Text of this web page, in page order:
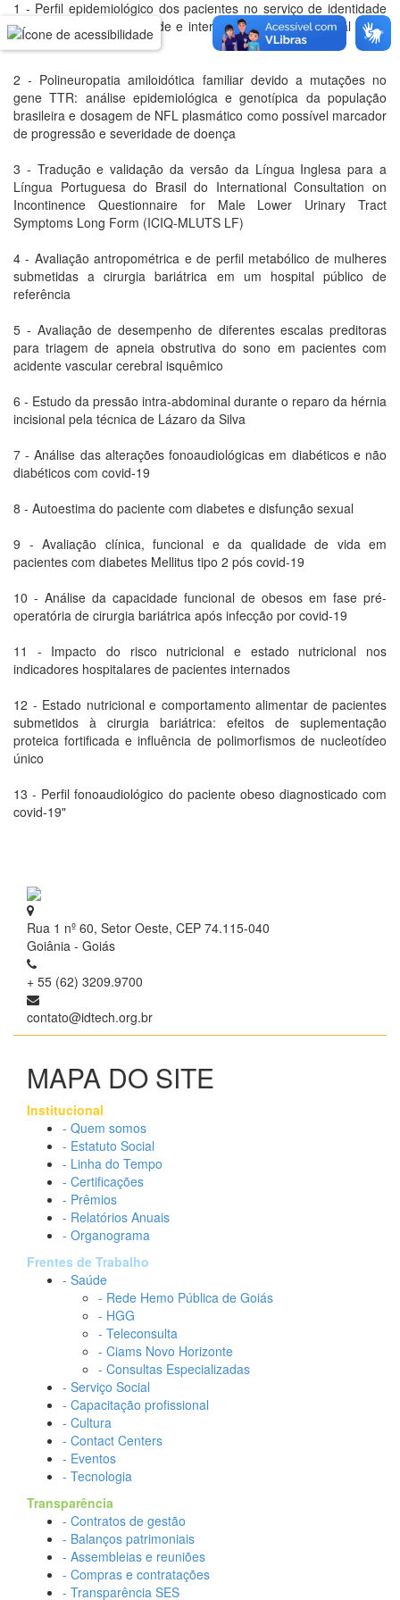
1 - Perfil epidemiológico dos pacientes no serviço de identidade
de gênero, transexualidade e intersexualidade do Hospital Geral
de Goiânia
2 - Polineuropatia amiloidótica familiar devido a mutações no
gene TTR: análise epidemiológica e genotípica da população
brasileira e dosagem de NFL plasmático como possível marcador
de progressão e severidade de doença
3 - Tradução e validação da versão da Língua Inglesa para a
Língua Portuguesa do Brasil do International Consultation on
Incontinence Questionnaire for Male Lower Urinary Tract
Symptoms Long Form (ICIQ-MLUTS LF)
4 - Avaliação antropométrica e de perfil metabólico de mulheres
submetidas a cirurgia bariátrica em um hospital público de
referência
5 - Avaliação de desempenho de diferentes escalas preditoras
para triagem de apneia obstrutiva do sono em pacientes com
acidente vascular cerebral isquêmico
6 - Estudo da pressão intra-abdominal durante o reparo da hérnia
incisional pela técnica de Lázaro da Silva
7 - Análise das alterações fonoaudiológicas em diabéticos e não
diabéticos com covid-19
8 - Autoestima do paciente com diabetes e disfunção sexual
9 - Avaliação clínica, funcional e da qualidade de vida em
pacientes com diabetes Mellitus tipo 2 pós covid-19
10 - Análise da capacidade funcional de obesos em fase pré-
operatória de cirurgia bariátrica após infecção por covid-19
11 - Impacto do risco nutricional e estado nutricional nos
indicadores hospitalares de pacientes internados
12 - Estado nutricional e comportamento alimentar de pacientes
submetidos à cirurgia bariátrica: efeitos de suplementação
proteica fortificada e influência de polimorfismos de nucleotídeo
único
13 - Perfil fonoaudiológico do paciente obeso diagnosticado com
covid-19"
Rua 1 nº 60, Setor Oeste, CEP 74.115-040
Goiânia - Goiás
+ 55 (62) 3209.9700
contato@idtech.org.br
MAPA DO SITE
Institucional
- Quem somos
- Estatuto Social
- Linha do Tempo
- Certificações
- Prêmios
- Relatórios Anuais
- Organograma
Frentes de Trabalho
- Saúde
- Rede Hemo Pública de Goiás
- HGG
- Teleconsulta
- Ciams Novo Horizonte
- Consultas Especializadas
- Serviço Social
- Capacitação profissional
- Cultura
- Contact Centers
- Eventos
- Tecnologia
Transparência
- Contratos de gestão
- Balanços patrimoniais
- Assembleias e reuniões
- Compras e contratações
- Transparência SES